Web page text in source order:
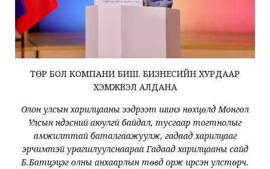
ТӨР БОЛ КОМПАНИ БИШ. БИЗНЕСИЙН ХУРДААР
ХЭМЖВЭЛ АЛДАНА
Олон улсын харилцааны ээдрээт шинэ нөхцөлд Монгол
Улсын үндэсний аюулгүй байдал, тусгаар тогтнолыг
амжилттай баталгаажуулж, гадаад харилцааг
эрчимтэй урагшлуулснаараа Гадаад харилцааны сайд
Б.Батцэцэг олны анхаарлын төвд орж ирсэн улстөрч.